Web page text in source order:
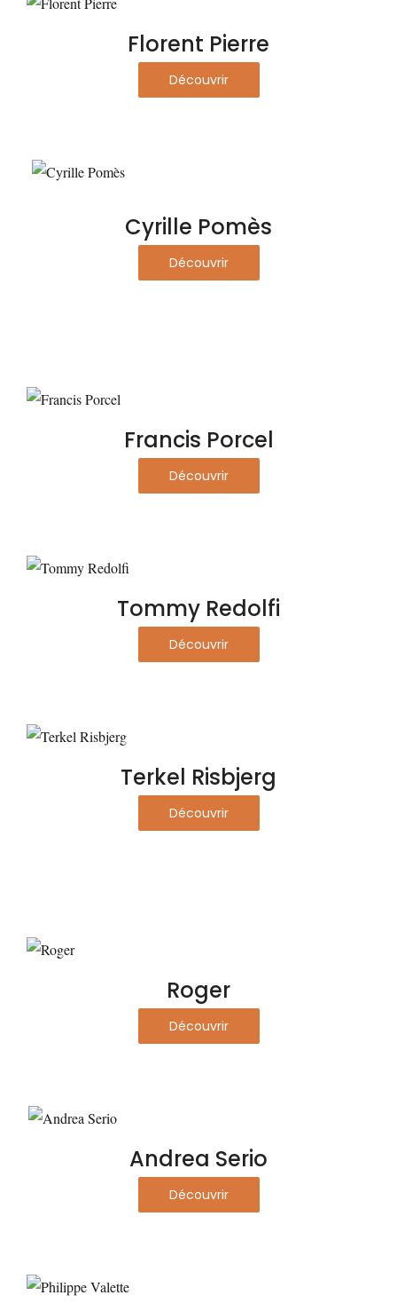
Florent Pierre
Découvrir
Cyrille Pomès
Découvrir
Francis Porcel
Découvrir
Tommy Redolfi
Découvrir
Terkel Risbjerg
Découvrir
Roger
Découvrir
Andrea Serio
Découvrir